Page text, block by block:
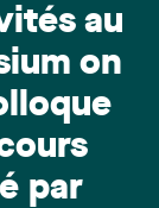
au
on
par